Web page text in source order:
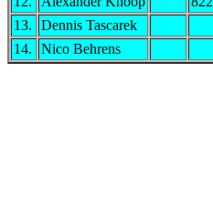
13.
Dennis Tascarek
14.
Nico Behrens